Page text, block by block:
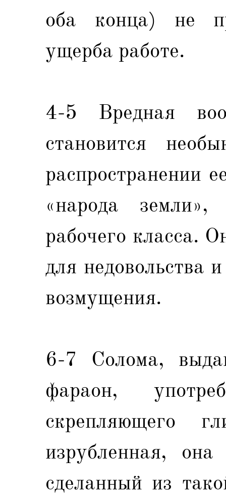
оба конца) не
ущерба работе.
4-5 Вредная
становится
распространении
«народа
рабочего класса.
для недовольства
возмущения.
6-7 Солома,
фараон,
скрепляющего
изрубленная,
сделанный из